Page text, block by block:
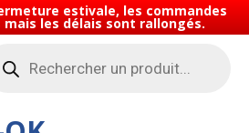
estivale, les commandes
les délais sont rallongés.